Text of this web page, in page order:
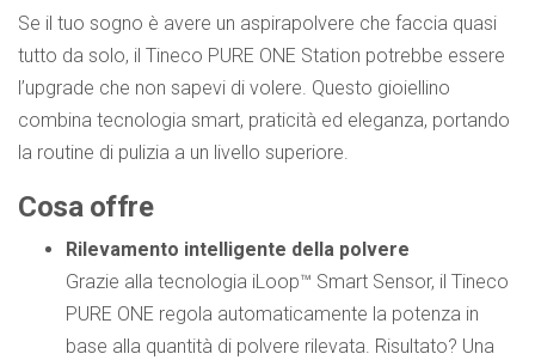
Se il tuo sogno è avere un aspirapolvere che faccia quasi
tutto da solo, il Tineco PURE ONE Station potrebbe essere
l’upgrade che non sapevi di volere. Questo gioiellino
combina tecnologia smart, praticità ed eleganza, portando
la routine di pulizia a un livello superiore.
Cosa offre
Rilevamento intelligente della polvere
Grazie alla tecnologia iLoop™ Smart Sensor, il Tineco
PURE ONE regola automaticamente la potenza in
base alla quantità di polvere rilevata. Risultato? Una